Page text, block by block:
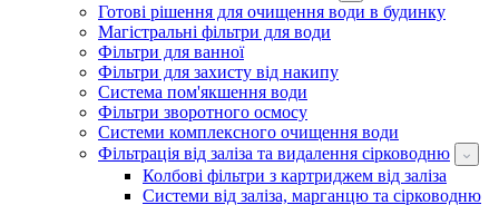
Готові рішення для очищення води в будинку
Магістральні фільтри для води
Фільтри для ванної
Фільтри для захисту від накипу
Система пом'якшення води
Фільтри зворотного осмосу
Системи комплексного очищення води
Фільтрація від заліза та видалення сірководню
Колбові фільтри з картриджем від заліза
Системи від заліза, марганцю та сірководню